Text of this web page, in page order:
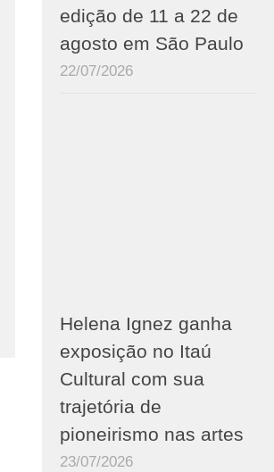
edição de 11 a 22 de
agosto em São Paulo
22/07/2026
Helena Ignez ganha
exposição no Itaú
Cultural com sua
trajetória de
pioneirismo nas artes
23/07/2026